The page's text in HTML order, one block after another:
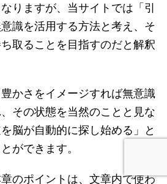
りますが、当サイトでは「引
識を活用する方法と考え、そ
取ることを目指すのだと解釈
かさをイメージすれば無意識
その状態を当然のことと見な
脳が自動的に探し始める」と
ができます。
のポイントは、文章内で使わ